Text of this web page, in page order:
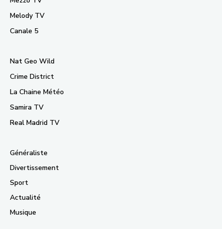
Melody TV
Canale 5
Nat Geo Wild
Crime District
La Chaine Météo
Samira TV
Real Madrid TV
Généraliste
Divertissement
Sport
Actualité
Musique